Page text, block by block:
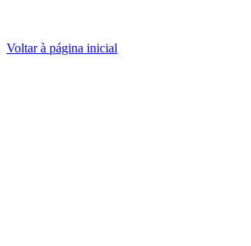
Voltar à página inicial